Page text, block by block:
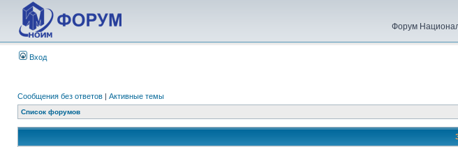
Форум
Вход
Сообщения без ответов | Активные темы
Список форумов